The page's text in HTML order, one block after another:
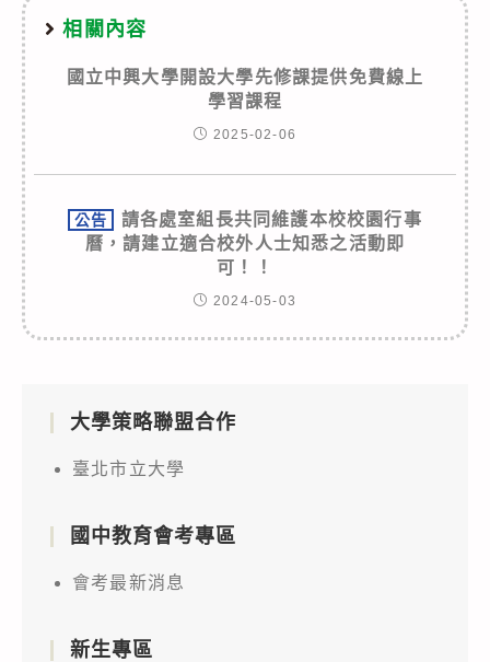
相關內容
國立中興大學開設大學先修課提供免費線上
學習課程
2025-02-06
公告
請各處室組長共同維護本校校園行事
曆，請建立適合校外人士知悉之活動即
可！！
2024-05-03
大學策略聯盟合作
臺北市立大學
國中教育會考專區
會考最新消息
新生專區